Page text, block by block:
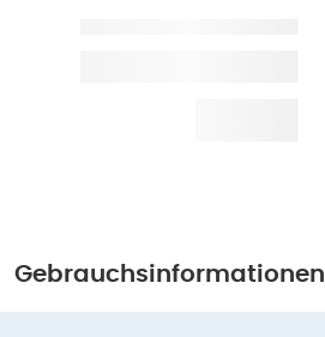
Gebrauchsinformationen